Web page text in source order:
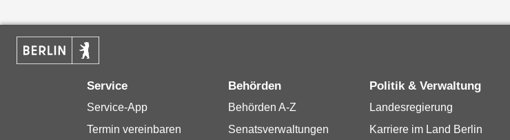
Service
Service-App
Termin vereinbaren
Behörden
Behörden A-Z
Senatsverwaltungen
Politik & Verwaltung
Landesregierung
Karriere im Land Berlin